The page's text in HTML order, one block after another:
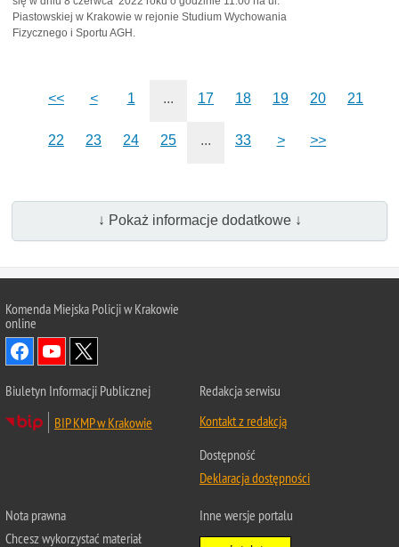
Piastowskiej w Krakowie w rejonie Studium Wychowania
Fizycznego i Sportu AGH.
<< < 1 ... 17 18 19 20 21
22 23 24 25 ... 33 > >>
↓ Pokaż informacje dodatkowe ↓
Komenda Miejska Policji w Krakowie
online
Biuletyn Informacji Publicznej
BIP KMP w Krakowie
Redakcja serwisu
Kontakt z redakcją
Dostępność
Deklaracja dostępności
Nota prawna
Chcesz wykorzystać materiał
Inne wersje portalu